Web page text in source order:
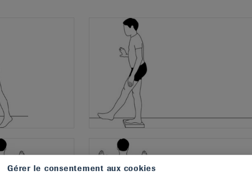
Gérer le consentement aux cookies